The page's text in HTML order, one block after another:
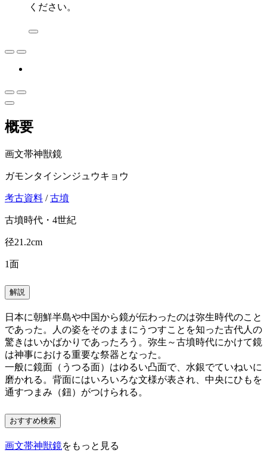
ください。
概要
画文帯神獣鏡
ガモンタイシンジュウキョウ
考古資料 /古墳
古墳時代・4世紀
径21.2cm
1面
解説
日本に朝鮮半島や中国から鏡が伝わったのは弥生時代のこと
であった。人の姿をそのままにうつすことを知った古代人の
驚きはいかばかりであったろう。弥生～古墳時代にかけて鏡
は神事における重要な祭器となった。
一般に鏡面（うつる面）はゆるい凸面で、水銀でていねいに
磨かれる。背面にはいろいろな文様が表され、中央にひもを
通すつまみ（鈕）がつけられる。
おすすめ検索
画文帯神獣鏡をもっと見る